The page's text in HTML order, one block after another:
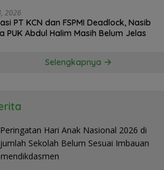
2026
PT KCN dan FSPMI Deadlock, Nasib
Selengkapnya